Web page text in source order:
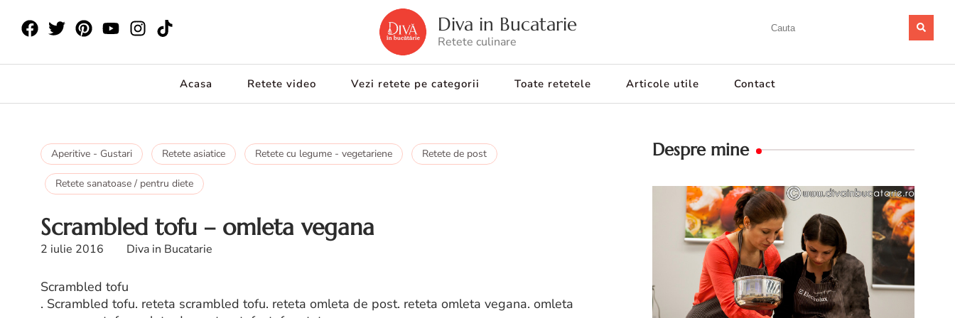
Diva in Bucatarie
Retete culinare
Acasa Retete video Vezi retete pe categorii Toate retetele Articole utile Contact
Aperitive - Gustari Retete asiatice Retete cu legume - vegetariene Retete de post
Retete sanatoase / pentru diete
Scrambled tofu – omleta vegana
2 iulie 2016 Diva in Bucatarie
Scrambled tofu
. Scrambled tofu. reteta scrambled tofu. reteta omleta de post. reteta omleta vegana. omleta
Despre mine